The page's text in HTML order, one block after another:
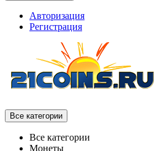
Авторизация
Регистрация
Все категории
Все категории
Монеты